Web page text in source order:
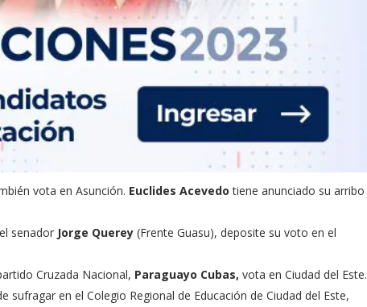
vota en Asunción. Euclides Acevedo tiene anunciado su arribo
senador Jorge Querey (Frente Guasu), deposite su voto en el
Cruzada Nacional, Paraguayo Cubas, vota en Ciudad del Este.
sufragar en el Colegio Regional de Educación de Ciudad del Este,